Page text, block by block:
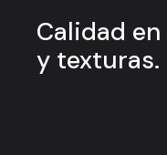
Calidad en
y texturas.